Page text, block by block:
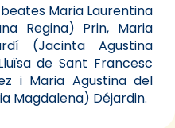
Maria Laurentina
Regina) Prin, Maria
(Jacinta Agustina
de Sant Francesc
i Maria Agustina del
Magdalena) Déjardin.